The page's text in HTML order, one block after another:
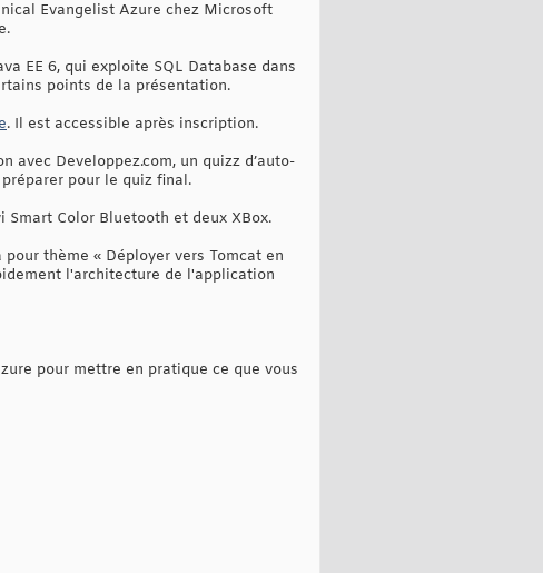
Evangelist Azure chez Microsoft
EE 6, qui exploite SQL Database dans
points de la présentation.
. Il est accessible après inscription.
Developpez.com, un quizz d’auto-
pour le quiz final.
Color Bluetooth et deux XBox.
thème « Déployer vers Tomcat en
l'architecture de l'application
pour mettre en pratique ce que vous